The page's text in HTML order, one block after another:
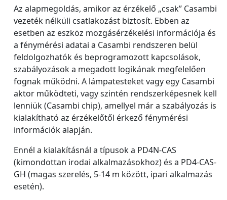
Az alapmegoldás, amikor az érzékelő „csak” Casambi
vezeték nélküli csatlakozást biztosít. Ebben az
esetben az eszköz mozgásérzékelési információja és
a fénymérési adatai a Casambi rendszeren belül
feldolgozhatók és beprogramozott kapcsolások,
szabályozások a megadott logikának megfelelően
fognak működni. A lámpatesteket vagy egy Casambi
aktor működteti, vagy szintén rendszerképesnek kell
lenniük (Casambi chip), amellyel már a szabályozás is
kialakítható az érzékelőtől érkező fénymérési
információk alapján.
Ennél a kialakításnál a típusok a PD4N-CAS
(kimondottan irodai alkalmazásokhoz) és a PD4-CAS-
GH (magas szerelés, 5-14 m között, ipari alkalmazás
esetén).